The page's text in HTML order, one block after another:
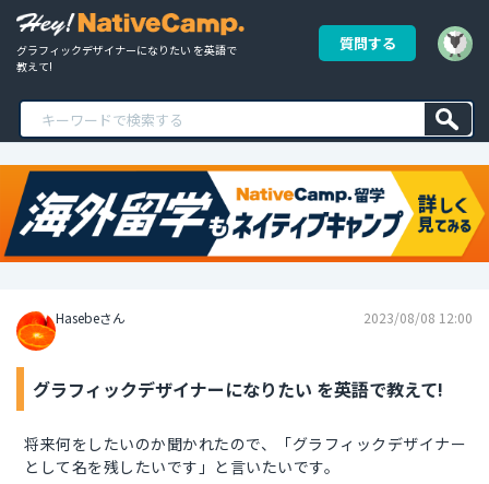
グラフィックデザイナーになりたい を英語で
教えて!
質問する
Hasebeさん 2023/08/08 12:00
グラフィックデザイナーになりたい を英語で教えて!
将来何をしたいのか聞かれたので、「グラフィックデザイナー
として名を残したいです」と言いたいです。